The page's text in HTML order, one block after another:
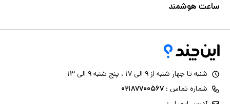
ساعت هوشمند
شنبه تا چهار شنبه از ۹ الی ۱۷ ، پنج شنبه ۹ الی ۱۳
شماره تماس : ۰۲۱۸۷۷۰۰۵۶۷